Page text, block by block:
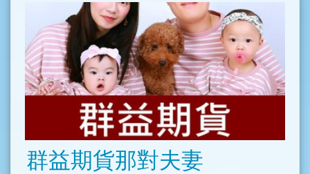
本群禁止討論無關話題
群益期貨那對夫妻